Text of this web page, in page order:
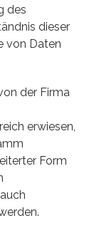
des
dieser
von Daten
der Firma
erwiesen,
Form